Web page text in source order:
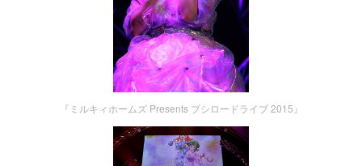
『ミルキィホームズ Presents ブシロードライブ 2015』